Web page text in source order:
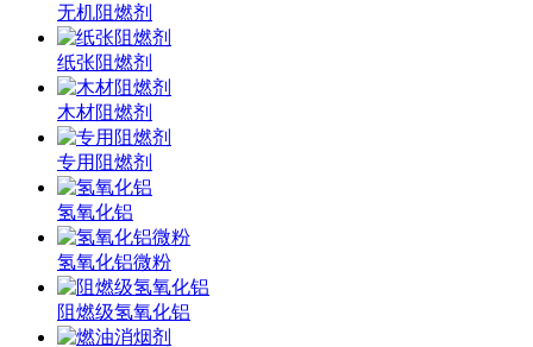
无机阻燃剂
纸张阻燃剂
木材阻燃剂
专用阻燃剂
氢氧化铝
氢氧化铝微粉
阻燃级氢氧化铝